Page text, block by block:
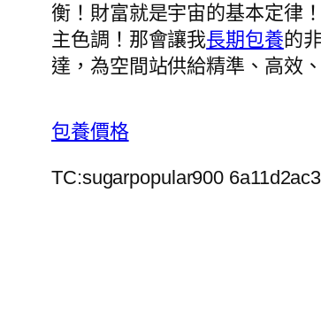
衡！財富就是宇宙的基本定律
主色調！那會讓我長期包養的
達，為空間站供給精準、高效
包養價格
TC:sugarpopular900